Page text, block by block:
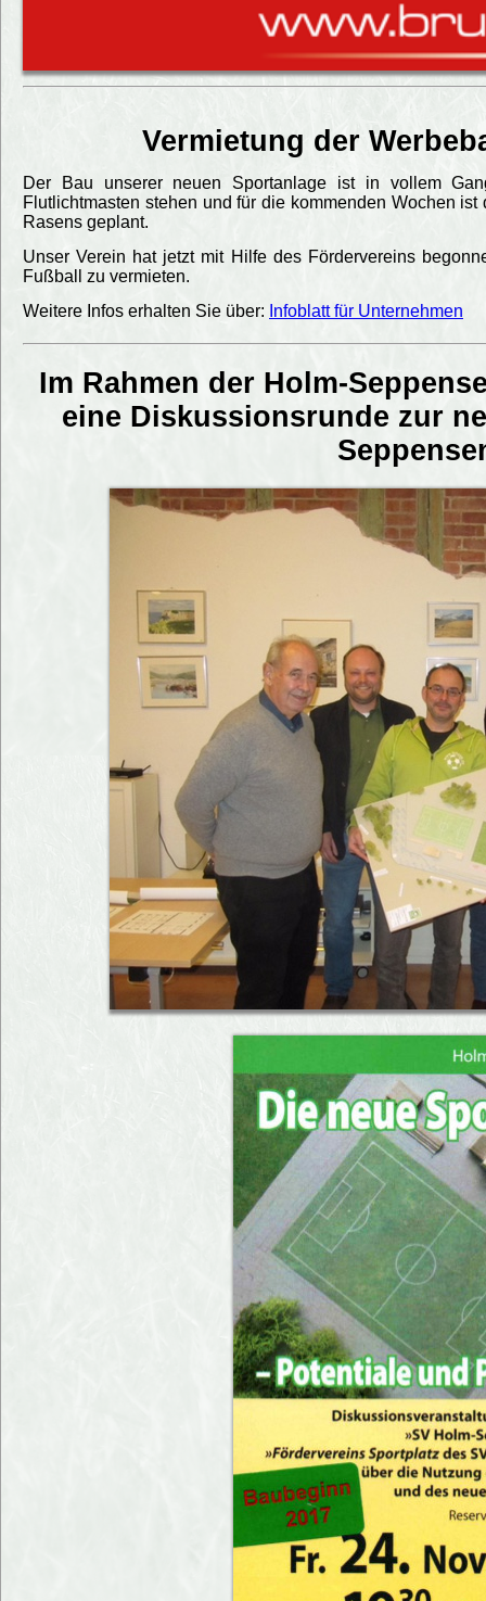
Vermietung der
Der Bau unserer neuen Sportanlage ist in vollem
Flutlichtmasten stehen und für die kommenden Wochen
Rasens geplant.
Unser Verein hat jetzt mit Hilfe des Fördervereins
Fußball zu vermieten.
Weitere Infos erhalten Sie über: Infoblatt für Unternehmen
Im Rahmen der Holm-
eine Diskussionsrunde zur